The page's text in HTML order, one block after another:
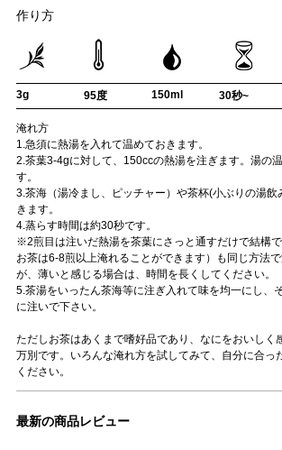
作り方
3g 95度 150ml 30秒~
淹れ方
1.急須に熱湯を入れて温めておきます。
2.茶葉3-4gに対して、150ccの熱湯を注ぎます。湯の
す。
3.茶海（湯冷まし、ピッチャー）や茶杯(小ぶりの湯飲
きます。
4.蒸らす時間は約30秒です。
※2煎目は注いだ熱湯を茶葉にさっと通すだけで結構
お茶は6-8煎以上淹れることができます）も同じ方法
が、薄いと感じる場合は、時間を長くしてください。
5.茶湯をいったん茶海等に注ぎ入れて味を均一にし、
に注いで下さい。
ただしお茶はあくまで嗜好品であり、なにをおいしく
万別です。いろんな淹れ方を試してみて、自分に合っ
ください。
最新の商品レビュー